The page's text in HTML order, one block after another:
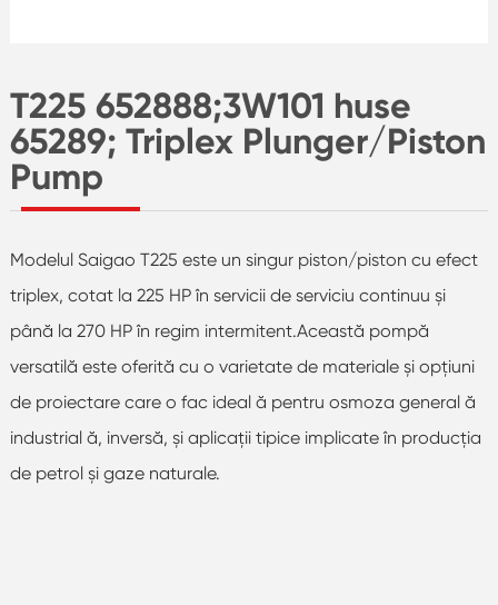
T225 652888;3W101 huse
65289; Triplex Plunger/Piston
Pump
Modelul Saigao T225 este un singur piston/piston cu efect
triplex, cotat la 225 HP în servicii de serviciu continuu și
până la 270 HP în regim intermitent.Această pompă
versatilă este oferită cu o varietate de materiale şi opţiuni
de proiectare care o fac ideal ă pentru osmoza general ă
industrial ă, inversă, şi aplicaţii tipice implicate în producţia
de petrol şi gaze naturale.